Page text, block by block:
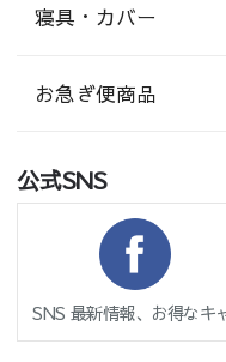
寝具・カバー
お急ぎ便商品
公式SNS
SNS 最新情報、お得なキ